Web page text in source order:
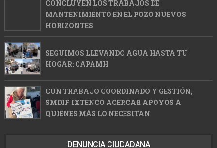
CONCLUYEN LOS TRABAJOS DE
MANTENIMIENTO EN EL POZO NUEVOS
HORIZONTES
SEGUIMOS LLEVANDO AGUA HASTA TU
HOGAR: CAPAMH
CON TRABAJO COORDINADO Y GESTIÓN,
SMDIF IXTENCO ACERCAR APOYOS A
QUIENES MÁS LO NECESITAN
DENUNCIA CIUDADANA